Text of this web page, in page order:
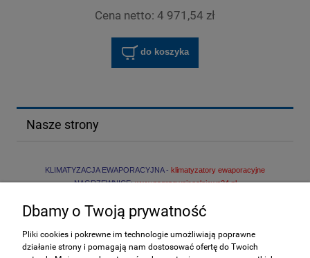
Cena netto: 4 971,54 zł
do koszyka
Nasze strony
KLIMATYZACJA EWAPORACYJNA - klimatyzatory ewaporacyjne
NAGRZEWNICE: www.nagrzewniceolejowe24.pl
IENNIKI PODCZERWIENI:
www.promienniki-podczerwieni.pl
/POMPY CIEPŁA: www.econair.pl
Dbamy o Twoją prywatność
Pliki cookies i pokrewne im technologie umożliwiają poprawne
działanie strony i pomagają nam dostosować ofertę do Twoich